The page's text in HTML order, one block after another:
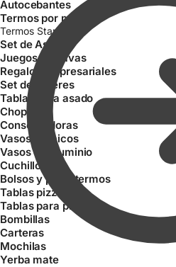
Autocebantes
Termos por mayor
Termos Stanley
Set de Asados
Juegos de pavas
Regalos empresariales
Set de Tereres
Tablas para asado
Choperas
Conservadoras
Vasos térmicos
Vasos de aluminio
Cuchillos
Bolsos y porta termos
Tablas pizzeras
Tablas para picada
Bombillas
Carteras
Mochilas
Yerba mate